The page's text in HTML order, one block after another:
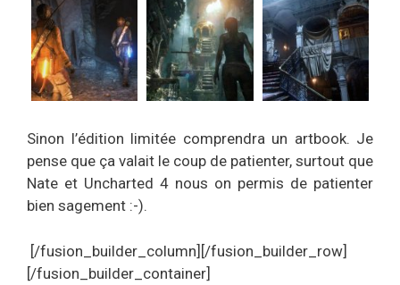
Sinon l’édition limitée comprendra un artbook. Je
pense que ça valait le coup de patienter, surtout que
Nate et Uncharted 4 nous on permis de patienter
bien sagement :-).
[/fusion_builder_column][/fusion_builder_row]
[/fusion_builder_container]